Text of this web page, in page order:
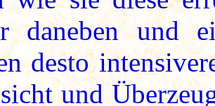
daneben und
desto
und